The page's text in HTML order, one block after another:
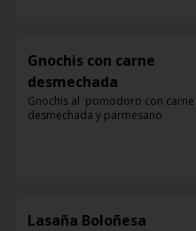
Gnochis con carne
desmechada
Gnochis al  pomodoro con carne
desmechada y parmesano
Lasaña Boloñesa